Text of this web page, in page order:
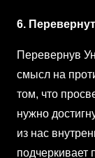
6.
Перевернув
смысл на
том, что
нужно
из нас
подчеркивает